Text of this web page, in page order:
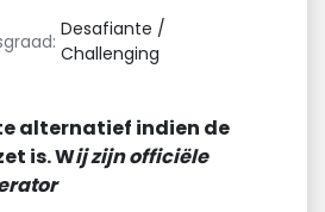
Desafiante /
Challenging
alternatief indien de
is. Wij zijn officiële